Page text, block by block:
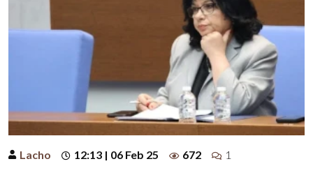
Lacho 12:13 | 06 Feb 25 672 1